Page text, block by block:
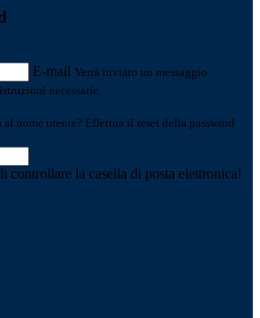
E-mail Verrà inviato un messaggio
necessarie.
nome utente? Effettua il reset della password
controllare la casella di posta elettronica!